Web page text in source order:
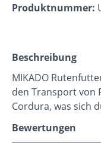
Produktnummer:
Beschreibung
MIKADO
den Transport von
Cordura, was sich
Bewertungen